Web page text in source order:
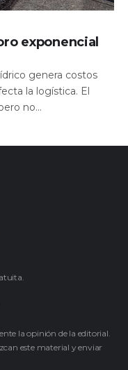
exponencial
genera costos
la logística. El
no...
la opinión de la editorial.
este material y enviar